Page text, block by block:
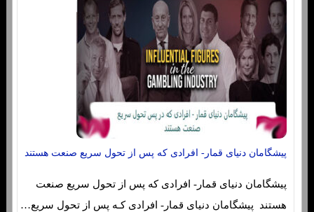
پیشگامان دنیای قمار- افرادی که پس از تحول سریع صنعت هستند
پیشگامان دنیای قمار- افرادی که پس از تحول سریع صنعت
هستند پیشگامان دنیای قمار- افرادی کـه پس از تحول سریع…